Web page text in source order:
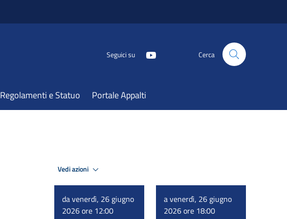
Seguici su Cerca
Regolamenti e Statuo Portale Appalti
Vedi azioni
da venerdì, 26 giugno
2026 ore 12:00
a venerdì, 26 giugno
2026 ore 18:00